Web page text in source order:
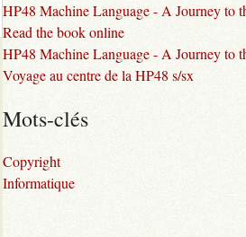
HP48 Machine Language - A Journey to
Read the book online
HP48 Machine Language - A Journey to
Voyage au centre de la HP48 s/sx
Mots-clés
Copyright
Informatique